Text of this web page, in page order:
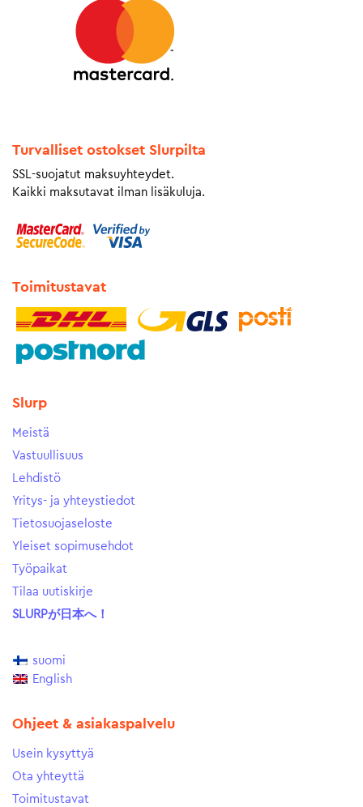
Turvalliset ostokset Slurpilta
SSL-suojatut maksuyhteydet.
Kaikki maksutavat ilman lisäkuluja.
Toimitustavat
Slurp
Meistä
Vastuullisuus
Lehdistö
Yritys- ja yhteystiedot
Tietosuojaseloste
Yleiset sopimusehdot
Työpaikat
Tilaa uutiskirje
SLURPが日本へ！
suomi
English
Ohjeet & asiakaspalvelu
Usein kysyttyä
Ota yhteyttä
Toimitustavat